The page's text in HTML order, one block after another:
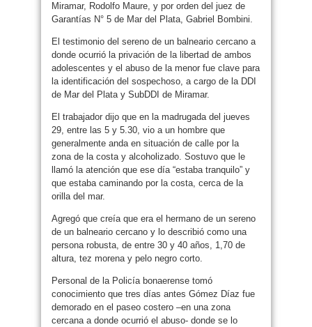
Miramar, Rodolfo Maure, y por orden del juez de
Garantías N° 5 de Mar del Plata, Gabriel Bombini.
El testimonio del sereno de un balneario cercano a
donde ocurrió la privación de la libertad de ambos
adolescentes y el abuso de la menor fue clave para
la identificación del sospechoso, a cargo de la DDI
de Mar del Plata y SubDDI de Miramar.
El trabajador dijo que en la madrugada del jueves
29, entre las 5 y 5.30, vio a un hombre que
generalmente anda en situación de calle por la
zona de la costa y alcoholizado. Sostuvo que le
llamó la atención que ese día “estaba tranquilo” y
que estaba caminando por la costa, cerca de la
orilla del mar.
Agregó que creía que era el hermano de un sereno
de un balneario cercano y lo describió como una
persona robusta, de entre 30 y 40 años, 1,70 de
altura, tez morena y pelo negro corto.
Personal de la Policía bonaerense tomó
conocimiento que tres días antes Gómez Díaz fue
demorado en el paseo costero –en una zona
cercana a donde ocurrió el abuso- donde se lo